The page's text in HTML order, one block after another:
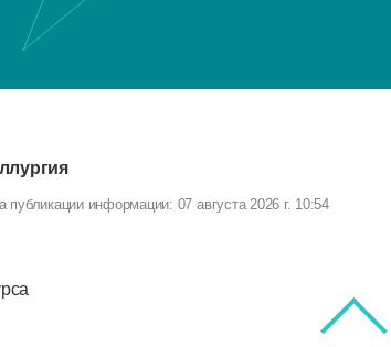
публикации информации: 07 августа 2026 г. 10:54